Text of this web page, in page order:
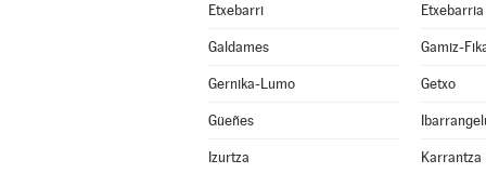
Etxebarri Etxebarria
Galdames Gamiz-
Gernika-Lumo Getxo
Güeñes
Izurtza